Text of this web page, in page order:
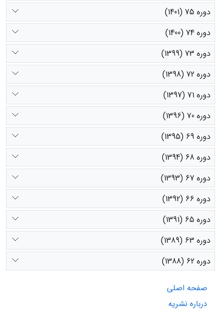
دوره 75 (1401)
دوره 74 (1400)
دوره 73 (1399)
دوره 72 (1398)
دوره 71 (1397)
دوره 70 (1396)
دوره 69 (1395)
دوره 68 (1394)
دوره 67 (1393)
دوره 66 (1392)
دوره 65 (1391)
دوره 63 (1389)
دوره 62 (1388)
صفحه اصلی
درباره نشریه